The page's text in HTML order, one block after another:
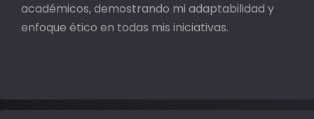
académicos, demostrando mi adaptabilidad y
enfoque ético en todas mis iniciativas.